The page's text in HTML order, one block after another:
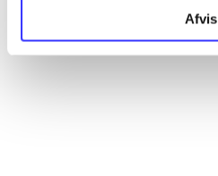
Afvis